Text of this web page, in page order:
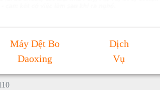
Máy Dệt Bo
Daoxing
Dịch
Vụ